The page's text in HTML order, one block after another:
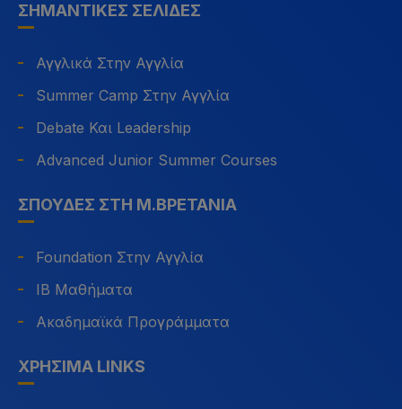
ΣΗΜΑΝΤΙΚΈΣ ΣΕΛΊΔΕΣ
Αγγλικά Στην Αγγλία
Summer Camp Στην Αγγλία
Debate Και Leadership
Advanced Junior Summer Courses
ΣΠΟΥΔΈΣ ΣΤΗ Μ.ΒΡΕΤΑΝΊΑ
Foundation Στην Αγγλία
IB Μαθήματα
Ακαδημαϊκά Προγράμματα
ΧΡΉΣΙΜΑ LINKS